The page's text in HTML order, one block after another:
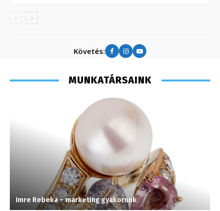
Követés:
MUNKATÁRSAINK
Imre Rebeka – marketing gyakornok